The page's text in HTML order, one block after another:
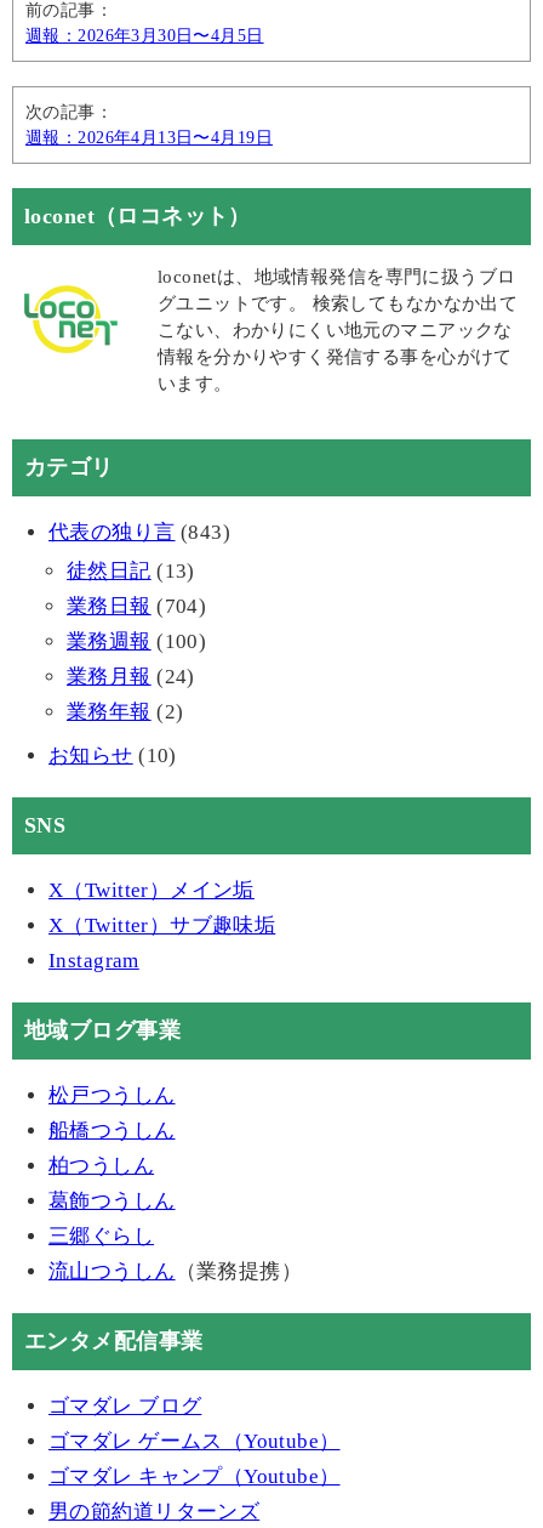
前の記事：
週報：2026年3月30日〜4月5日
次の記事：
週報：2026年4月13日〜4月19日
loconet（ロコネット）
loconetは、地域情報発信を専門に扱うブロ
グユニットです。 検索してもなかなか出て
こない、わかりにくい地元のマニアックな
情報を分かりやすく発信する事を心がけて
います。
カテゴリ
代表の独り言 (843)
徒然日記 (13)
業務日報 (704)
業務週報 (100)
業務月報 (24)
業務年報 (2)
お知らせ (10)
SNS
X（Twitter）メイン垢
X（Twitter）サブ趣味垢
Instagram
地域ブログ事業
松戸つうしん
船橋つうしん
柏つうしん
葛飾つうしん
三郷ぐらし
流山つうしん （業務提携）
エンタメ配信事業
ゴマダレ ブログ
ゴマダレ ゲームス（Youtube）
ゴマダレ キャンプ（Youtube）
男の節約道リターンズ